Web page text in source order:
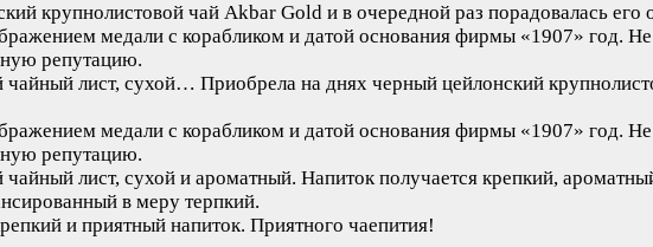
крупнолистовой чай Akbar Gold и в очередной раз порадовалась его
медали с корабликом и датой основания фирмы «1907» год.
репутацию.
чайный лист, сухой… Приобрела на днях черный цейлонский
медали с корабликом и датой основания фирмы «1907» год.
репутацию.
лист, сухой и ароматный. Напиток получается крепкий,
в меру терпкий.
и приятный напиток. Приятного чаепития!